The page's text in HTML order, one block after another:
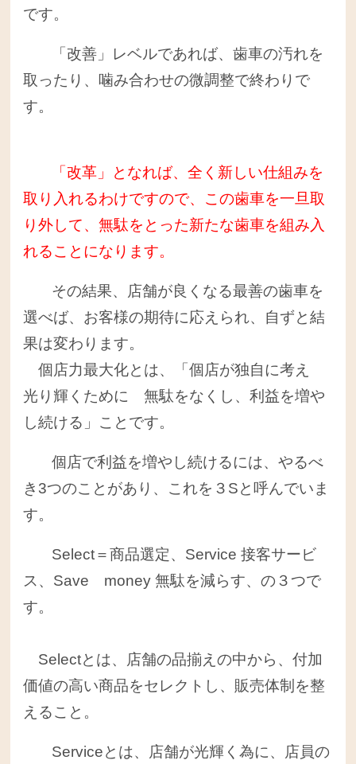
です。
「改善」レベルであれば、歯車の汚れを
取ったり、噛み合わせの微調整で終わりで
す。
「改革」となれば、全く新しい仕組みを
取り入れるわけですので、この歯車を一旦取
り外して、無駄をとった新たな歯車を組み入
れることになります。
その結果、店舗が良くなる最善の歯車を
選べば、お客様の期待に応えられ、自ずと結
果は変わります。
個店力最大化とは、「個店が独自に考え
光り輝くために 無駄をなくし、利益を増や
し続ける」ことです。
個店で利益を増やし続けるには、やるべ
き3つのことがあり、これを３Sと呼んでいま
す。
Select＝商品選定、Service 接客サービ
ス、Save money 無駄を減らす、の３つで
す。
Selectとは、店舗の品揃えの中から、付加
価値の高い商品をセレクトし、販売体制を整
えること。
Serviceとは、店舗が光輝く為に、店員の